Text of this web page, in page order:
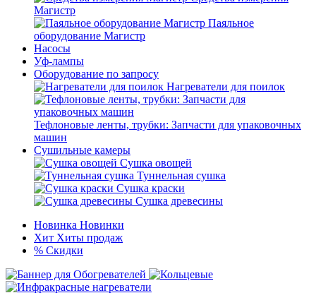
Магистр
Паяльное
оборудование Магистр
Насосы
Уф-лампы
Оборудование по запросу
Нагреватели для поилок
Тефлоновые ленты, трубки: Запчасти для упаковочных
машин
Сушильные камеры
Сушка овощей
Туннельная сушка
Сушка краски
Сушка древесины
Новинка Новинки
Хит Хиты продаж
% Скидки